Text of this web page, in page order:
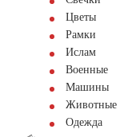
Цветы
Рамки
Ислам
Военные
Машины
Животные
Одежда